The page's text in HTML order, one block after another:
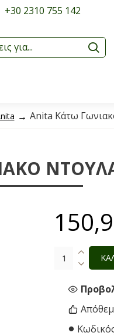
+30 2310 755 142
Anita Κάτω